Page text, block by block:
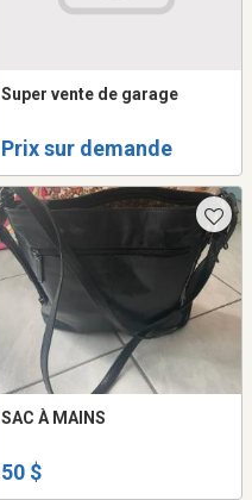
Super vente de garage
Prix sur demande
SAC À MAINS
50 $